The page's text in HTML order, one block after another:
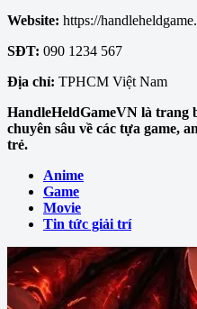
Website: https://
SĐT: 090 1234 567
Địa chỉ: TPHCM Việt Nam
HandleHeldGameVN là trang
chuyên sâu về các tựa game,
trẻ.
Anime
Game
Movie
Tin tức giải trí